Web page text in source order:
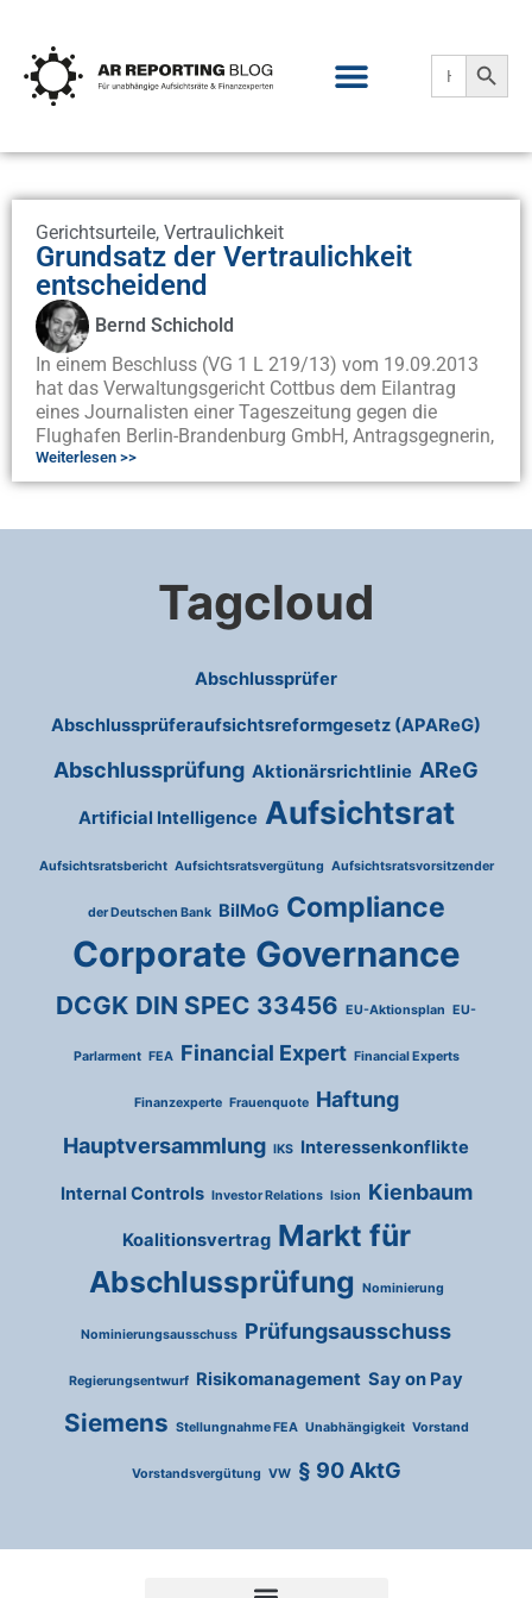
Search
for:
Gerichtsurteile, Vertraulichkeit
Grundsatz der Vertraulichkeit
entscheidend
Bernd Schichold
In einem Beschluss (VG 1 L 219/13) vom 19.09.2013
hat das Verwaltungsgericht Cottbus dem Eilantrag
eines Journalisten einer Tageszeitung gegen die
Flughafen Berlin-Brandenburg GmbH, Antragsgegnerin,
Weiterlesen >>
Tagcloud
Abschlussprüfer
Abschlussprüferaufsichtsreformgesetz (APAReG)
Abschlussprüfung Aktionärsrichtlinie AReG
Artificial Intelligence Aufsichtsrat
Aufsichtsratsbericht Aufsichtsratsvergütung Aufsichtsratsvorsitzender
der Deutschen Bank BilMoG Compliance
Corporate Governance
DCGK DIN SPEC 33456 EU-Aktionsplan EU-
Parlarment FEA Financial Expert Financial Experts
Finanzexperte Frauenquote Haftung
Hauptversammlung IKS Interessenkonflikte
Internal Controls Investor Relations Ision Kienbaum
Koalitionsvertrag Markt für
Abschlussprüfung
Nominierung
Nominierungsausschuss Prüfungsausschuss
Regierungsentwurf Risikomanagement Say on Pay
Siemens Stellungnahme FEA Unabhängigkeit Vorstand
Vorstandsvergütung VW § 90 AktG